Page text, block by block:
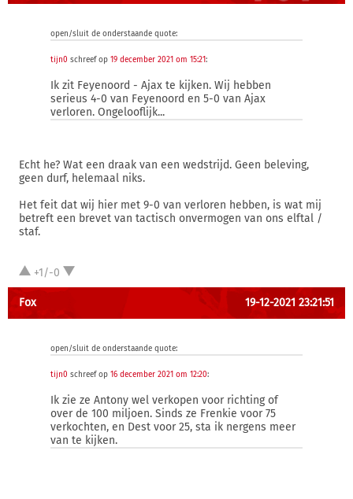
open/sluit de onderstaande quote:
tijn0 schreef op 19 december 2021 om 15:21:
Ik zit Feyenoord - Ajax te kijken. Wij hebben
serieus 4-0 van Feyenoord en 5-0 van Ajax
verloren. Ongelooflijk...
Echt he? Wat een draak van een wedstrijd. Geen beleving,
geen durf, helemaal niks.
Het feit dat wij hier met 9-0 van verloren hebben, is wat mij
betreft een brevet van tactisch onvermogen van ons elftal /
staf.
+1/-0
Fox 19-12-2021 23:21:51
open/sluit de onderstaande quote:
tijn0 schreef op 16 december 2021 om 12:20:
Ik zie ze Antony wel verkopen voor richting of
over de 100 miljoen. Sinds ze Frenkie voor 75
verkochten, en Dest voor 25, sta ik nergens meer
van te kijken.